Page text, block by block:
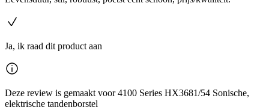
Ja, ik raad dit product aan
Deze review is gemaakt voor 4100 Series HX3681/54 Sonische,
elektrische tandenborstel